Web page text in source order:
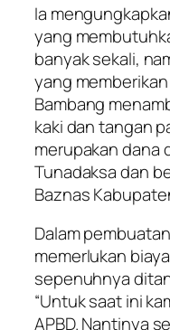
Ia
yang
banyak sekali,
yang
Bambang
kaki dan tangan
merupakan dana
Tunadaksa dan
Baznas
Dalam
memerlukan
sepenuhnya
“Untuk saat ini
APBD. Nantinya